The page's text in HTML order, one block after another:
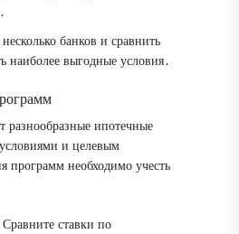
банков и сравнить
наиболее выгодные условия․
ипотечные
и целевым
программ необходимо учесть
Сравните ставки по